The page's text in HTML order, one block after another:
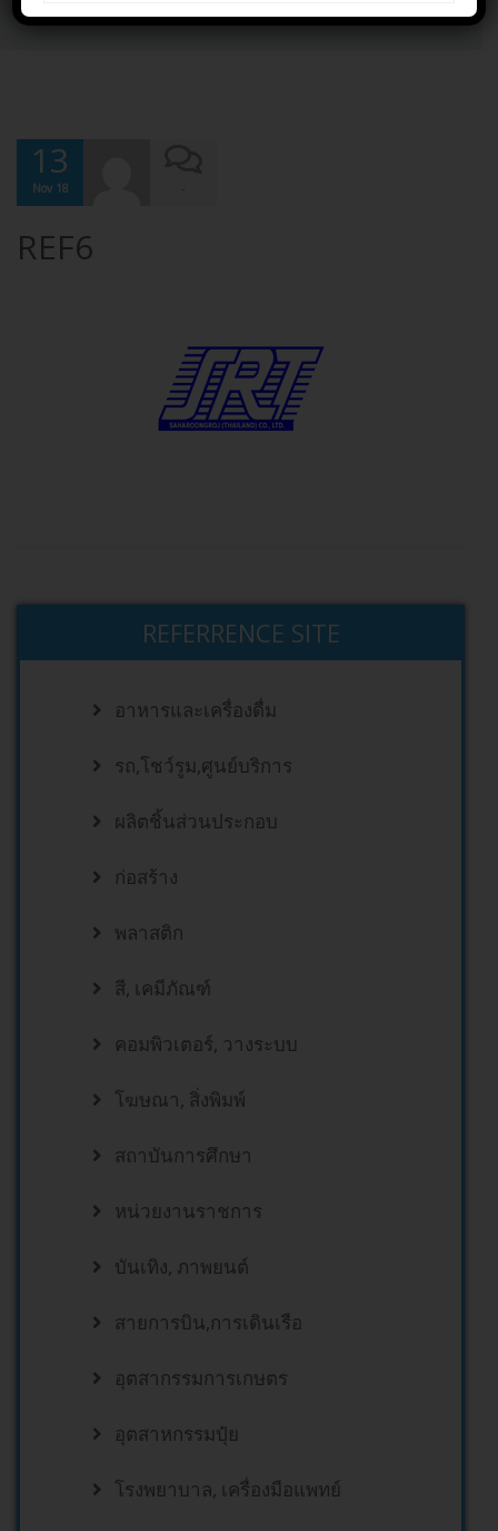
Home
13
Nov 18
REF6
REFERRENCE SITE
อาหารและเครื่องดื่ม
รถ,โชว์รูม,ศูนย์บริการ
ผลิตชิ้นส่วนประกอบ
ก่อสร้าง
พลาสติก
สี, เคมีภัณฑ์
คอมพิวเตอร์, วางระบบ
โฆษณา, สิ่งพิมพ์
สถาบันการศึกษา
หน่วยงานราชการ
บันเทิง, ภาพยนต์
สายการบิน,การเดินเรือ
อุตสากรรมการเกษตร
อุตสาหกรรมปุ๋ย
โรงพยาบาล, เครื่องมือแพทย์